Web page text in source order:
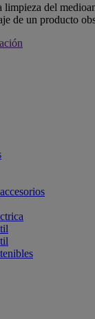
limpieza del
de un producto